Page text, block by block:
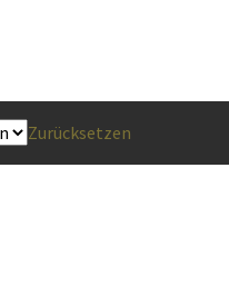
Zurücksetzen